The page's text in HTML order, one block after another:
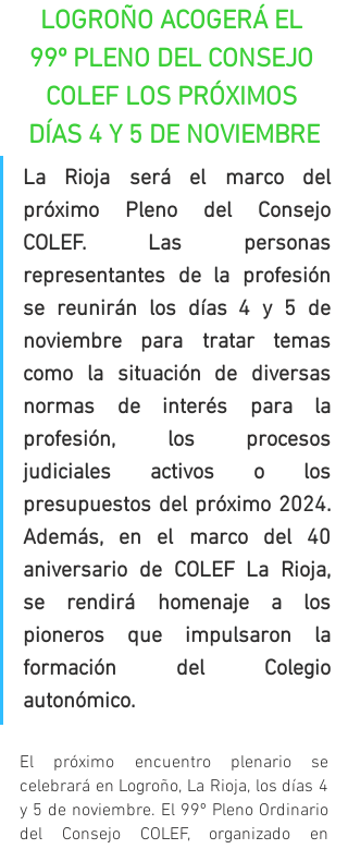
LOGROÑO ACOGERÁ EL
99º PLENO DEL CONSEJO
COLEF LOS PRÓXIMOS
DÍAS 4 Y 5 DE NOVIEMBRE
La Rioja será el marco del
próximo Pleno del Consejo
COLEF. Las personas
representantes de la profesión
se reunirán los días 4 y 5 de
noviembre para tratar temas
como la situación de diversas
normas de interés para la
profesión, los procesos
judiciales activos o los
presupuestos del próximo 2024.
Además, en el marco del 40
aniversario de COLEF La Rioja,
se rendirá homenaje a los
pioneros que impulsaron la
formación del Colegio
autonómico.
El próximo encuentro plenario se
celebrará en Logroño, La Rioja, los días 4
y 5 de noviembre. El 99º Pleno Ordinario
del Consejo COLEF, organizado en